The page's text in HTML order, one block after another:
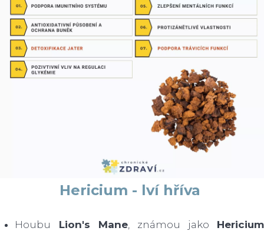
Hericium - lví hříva
Houbu Lion's Mane , známou jako Hericium